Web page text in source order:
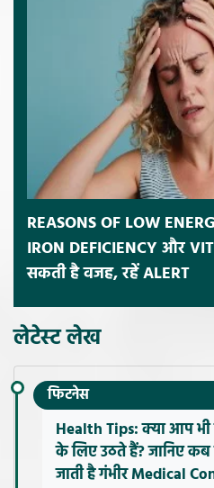
REASONS OF LOW
IRON DEFICIENCY और
सकती है वजह, रहें ALERT
लेटेस्ट लेख
फिटनेस
Health Tips: क्या आप भी
के लिए उठते हैं? जानिए
जाती है गंभीर Medical